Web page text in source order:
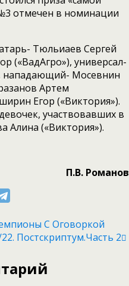
отмечен в номинации
Тюльиаев Сергей
(«ВадАгро»), универсал-
нападающий- Мосевнин
Артем
Егор («Виктория»).
участвовавших в
Алина («Виктория»).
П.В. Романов
С Оговоркой
Постскриптум.Часть 2